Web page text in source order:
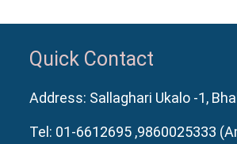
Quick Contact
Address: Sallaghari Ukalo -1,
Tel: 01-6612695 ,9860025333